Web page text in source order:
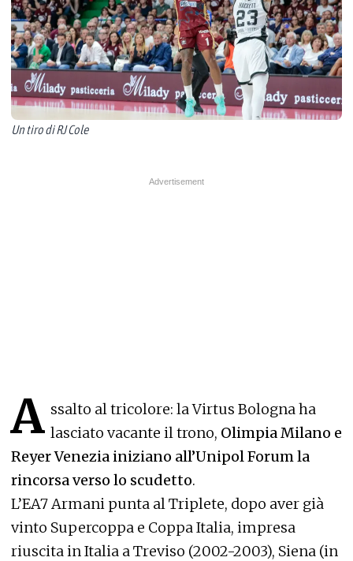
Un tiro di RJ Cole
A ssalto al tricolore: la Virtus Bologna ha
lasciato vacante il trono, Olimpia Milano e
Reyer Venezia iniziano all’Unipol Forum la
rincorsa verso lo scudetto.
L’EA7 Armani punta al Triplete, dopo aver già
vinto Supercoppa e Coppa Italia, impresa
riuscita in Italia a Treviso (2002-2003), Siena (in